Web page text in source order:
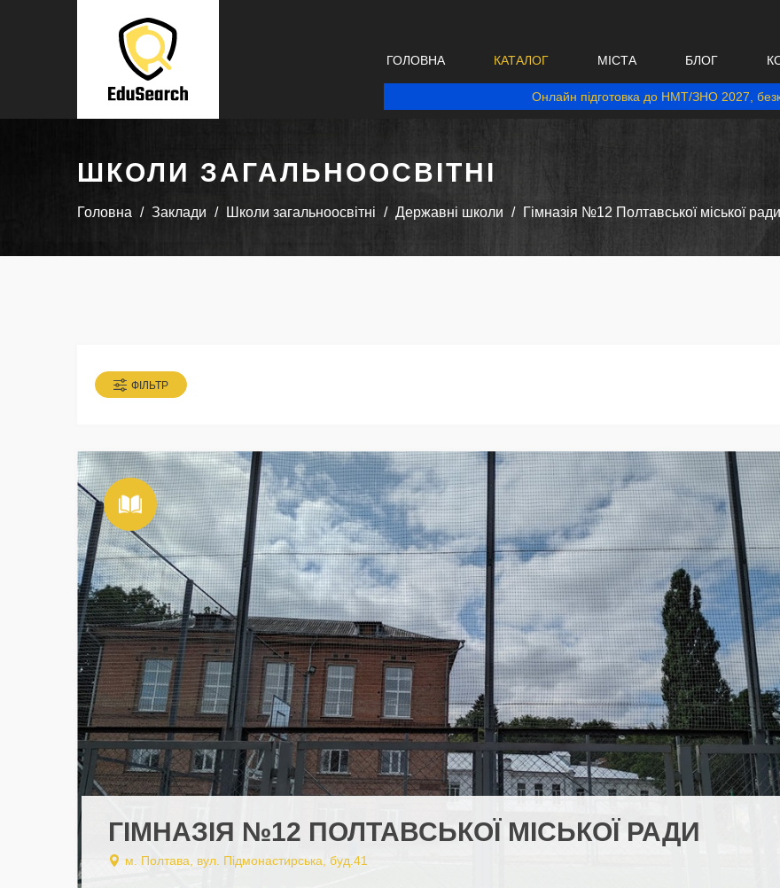
ГОЛОВНА КАТАЛОГ МІСТА БЛОГ
Онлайн підготовка до НМТ/ЗНО 2027,
ШКОЛИ ЗАГАЛЬНООСВІТНІ
Головна Заклади Школи загальноосвітні Державні школи Гімназія №12 Полтавської міської ради
ФІЛЬТР
ГІМНАЗІЯ №12 ПОЛТАВСЬКОЇ МІСЬКОЇ РАДИ
м. Полтава, вул. Підмонастирська, буд.41